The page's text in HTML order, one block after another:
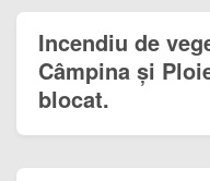
Incendiu de
Câmpina și
blocat.